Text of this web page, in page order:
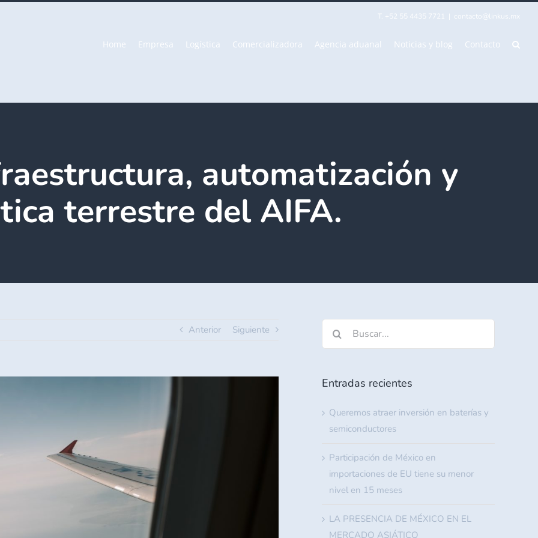
T. +52 55 4435 7721 | contacto@linkus.mx
Home Empresa Logística Comercializadora Agencia aduanal Noticias y blog Contacto
automatización y
terrestre del AIFA.
Anterior Siguiente
Entradas recientes
Queremos atraer inversión en baterías y
semiconductores
Participación de México en
importaciones de EU tiene su menor
nivel en 15 meses
LA PRESENCIA DE MÉXICO EN EL
MERCADO ASIÁTICO